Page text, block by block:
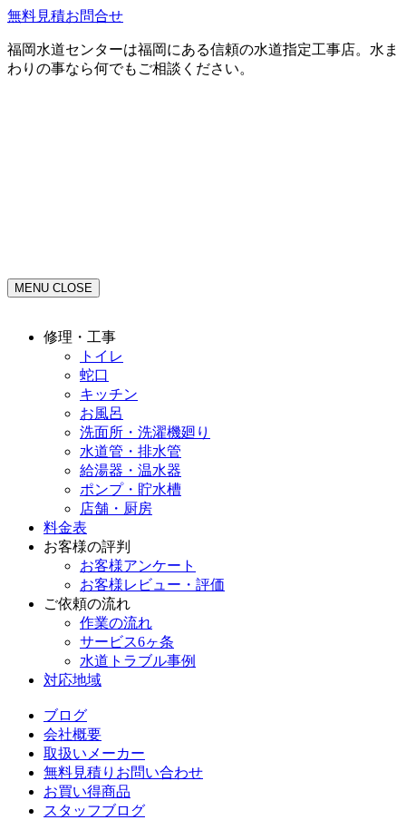
無料見積お問合せ
福岡水道センターは福岡にある信頼の水道指定工事店。水ま
わりの事なら何でもご相談ください。
MENU CLOSE
修理・工事
トイレ
蛇口
キッチン
お風呂
洗面所・洗濯機廻り
水道管・排水管
給湯器・温水器
ポンプ・貯水槽
店舗・厨房
料金表
お客様の評判
お客様アンケート
お客様レビュー・評価
ご依頼の流れ
作業の流れ
サービス6ヶ条
水道トラブル事例
対応地域
ブログ
会社概要
取扱いメーカー
無料見積りお問い合わせ
お買い得商品
スタッフブログ